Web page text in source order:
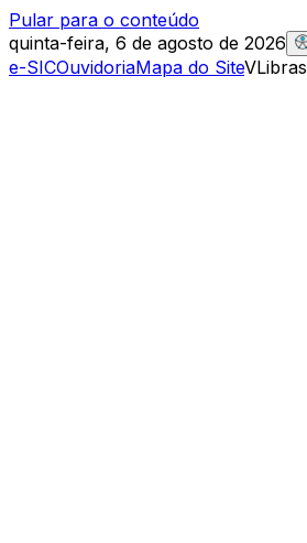
Pular para o conteúdo
quinta-feira, 6 de agosto de 2026
e-SICOuvidoriaMapa do SiteVLibras